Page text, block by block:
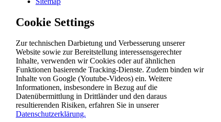
Cookie Settings
Zur technischen Darbietung und Verbesserung unserer
Website sowie zur Bereitstellung interessensgerechter
Inhalte, verwenden wir Cookies oder auf ähnlichen
Funktionen basierende Tracking-Dienste. Zudem binden wir
Inhalte von Google (Youtube-Videos) ein. Weitere
Informationen, insbesondere in Bezug auf die
Datenübermittlung in Drittländer und den daraus
resultierenden Risiken, erfahren Sie in unserer
Datenschutzerklärung.